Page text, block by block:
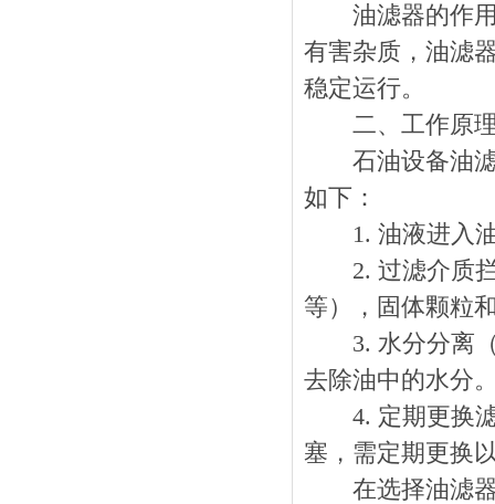
油滤器的作用
有害杂质，油滤
稳定运行。
二、工作原
石油设备油滤
如下：
1. 油液进入油
2. 过滤介质拦
等），固体颗粒
3. 水分分离（
去除油中的水分
4. 定期更换滤
塞，需定期更换
在选择油滤器